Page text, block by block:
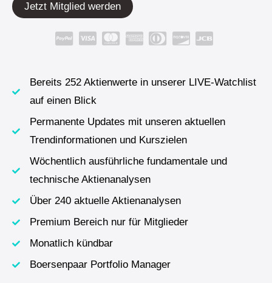
Jetzt Mitglied werden
Bereits 252 Aktienwerte in unserer LIVE-Watchlist
auf einen Blick
Permanente Updates mit unseren aktuellen
Trendinformationen und Kurszielen
Wöchentlich ausführliche fundamentale und
technische Aktienanalysen
Über 240 aktuelle Aktienanalysen
Premium Bereich nur für Mitglieder
Monatlich kündbar
Boersenpaar Portfolio Manager